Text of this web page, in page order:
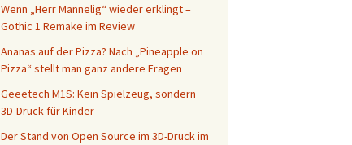
Wenn „Herr Mannelig“ wieder erklingt –
Gothic 1 Remake im Review
Ananas auf der Pizza? Nach „Pineapple on
Pizza“ stellt man ganz andere Fragen
Geeetech M1S: Kein Spielzeug, sondern
3D-Druck für Kinder
Der Stand von Open Source im 3D-Druck im